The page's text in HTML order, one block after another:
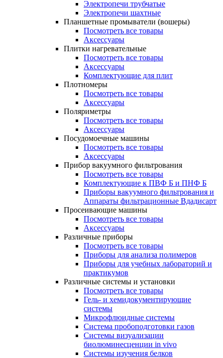
Электропечи трубчатые
Электропечи шахтные
Планшетные промыватели (вошеры)
Посмотреть все товары
Аксессуары
Плитки нагревательные
Посмотреть все товары
Аксессуары
Комплектующие для плит
Плотномеры
Посмотреть все товары
Аксессуары
Поляриметры
Посмотреть все товары
Аксессуары
Посудомоечные машины
Посмотреть все товары
Аксессуары
Прибор вакуумного фильтрования
Посмотреть все товары
Комплектующие к ПВФ Б и ПНФ Б
Приборы вакуумного фильтрования и
Аппараты фильтрационные Вдадисарт
Просеивающие машины
Посмотреть все товары
Аксессуары
Различные приборы
Посмотреть все товары
Приборы для анализа полимеров
Приборы для учебных лабораторий и
практикумов
Различные системы и установки
Посмотреть все товары
Гель- и хемидокументирующие
системы
Микрофлюидные системы
Система пробоподготовки газов
Системы визуализации
биолюминесценции in vivo
Системы изучения белков